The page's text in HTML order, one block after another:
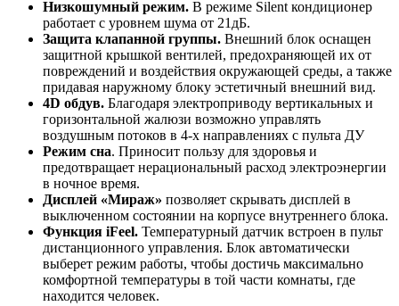
Низкошумный режим. В режиме Silent кондиционер
работает с уровнем шума от 21дБ.
Защита клапанной группы. Внешний блок оснащен
защитной крышкой вентилей, предохраняющей их от
повреждений и воздействия окружающей среды, а также
придавая наружному блоку эстетичный внешний вид.
4D обдув. Благодаря электроприводу вертикальных и
горизонтальной жалюзи возможно управлять
воздушным потоков в 4-х направлениях с пульта ДУ
Режим сна. Приносит пользу для здоровья и
предотвращает нерациональный расход электроэнергии
в ночное время.
Дисплей «Мираж» позволяет скрывать дисплей в
выключенном состоянии на корпусе внутреннего блока.
Функция iFeel. Температурный датчик встроен в пульт
дистанционного управления. Блок автоматически
выберет режим работы, чтобы достичь максимально
комфортной температуры в той части комнаты, где
находится человек.